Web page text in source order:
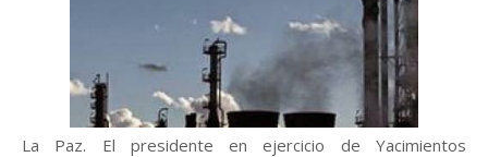
La Paz. El presidente en ejercicio de Yacimientos